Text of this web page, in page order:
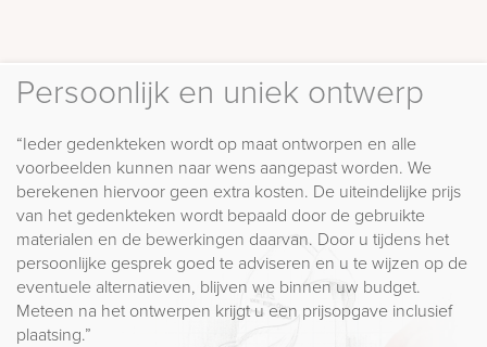
Persoonlijk en uniek ontwerp
“Ieder gedenkteken wordt op maat ontworpen en alle
voorbeelden kunnen naar wens aangepast worden. We
berekenen hiervoor geen extra kosten. De uiteindelijke prijs
van het gedenkteken wordt bepaald door de gebruikte
materialen en de bewerkingen daarvan. Door u tijdens het
persoonlijke gesprek goed te adviseren en u te wijzen op de
eventuele alternatieven, blijven we binnen uw budget.
Meteen na het ontwerpen krijgt u een prijsopgave inclusief
plaatsing.”